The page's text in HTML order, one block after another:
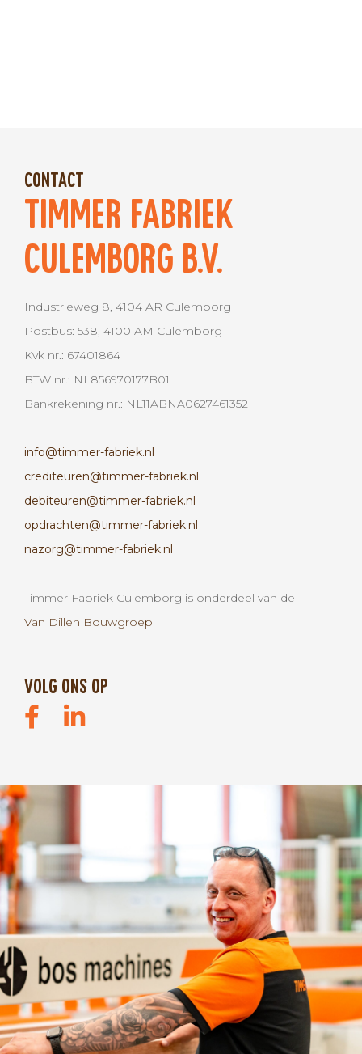
TIMMER FABRIEK
CULEMBORG B.V.
Industrieweg 8, 4104 AR Culemborg
Postbus: 538, 4100 AM Culemborg
Kvk nr.: 67401864
BTW nr.: NL856970177B01
Bankrekening nr.: NL11ABNA0627461352
info@timmer-fabriek.nl
crediteuren@timmer-fabriek.nl
debiteuren@timmer-fabriek.nl
opdrachten@timmer-fabriek.nl
nazorg@timmer-fabriek.nl
Timmer Fabriek Culemborg is onderdeel van de
Van Dillen Bouwgroep